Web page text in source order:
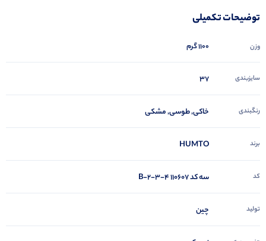
توضیحات تکمیلی
وزن 1100 گرم
سایزبندی 37
رنگبندی خاکی, طوسی, مشکی
برند HUMTO
کد سه کد 110607 B-2-3-4
تولید چین